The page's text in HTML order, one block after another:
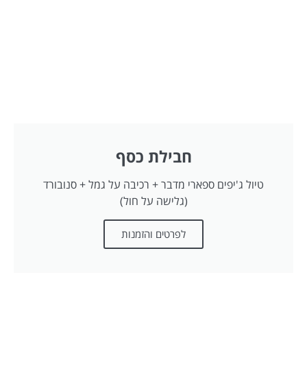
חבילת כסף
טיול ג'יפים ספארי מדבר + רכיבה על גמל + סנובורד
(גלישה על חול)
לפרטים והזמנות